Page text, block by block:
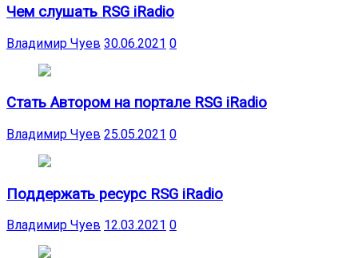
Чем слушать RSG iRadio
Владимир Чуев 30.06.2021 0
Стать Автором на портале RSG iRadio
Владимир Чуев 25.05.2021 0
Поддержать ресурс RSG iRadio
Владимир Чуев 12.03.2021 0